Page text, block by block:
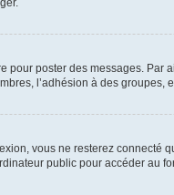
poster des messages.
l’adhésion à des groupes,
vous ne resterez connecté
public pour accéder au